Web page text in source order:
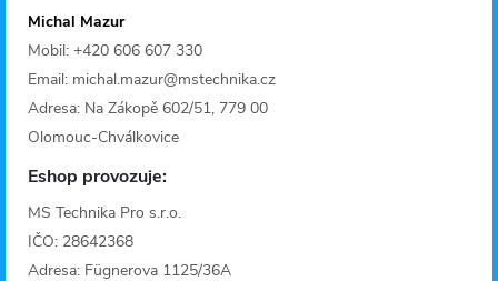
Michal Mazur
Mobil: +420 606 607 330
Email: michal.mazur@mstechnika.cz
Adresa: Na Zákopě 602/51, 779 00
Olomouc-Chválkovice
Eshop provozuje:
MS Technika Pro s.r.o.
IČO: 28642368
Adresa: Fügnerova 1125/36A